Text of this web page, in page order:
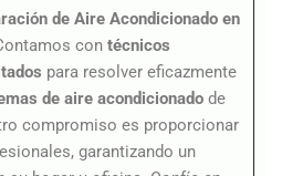
de Aire Acondicionado en
con técnicos
para resolver eficazmente
de aire acondicionado de
compromiso es proporcionar
garantizando un